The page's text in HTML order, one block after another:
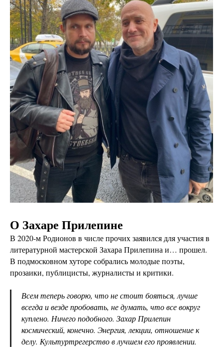
О Захаре Прилепине
В 2020-м Родионов в числе прочих заявился для участия в
литературной мастерской Захара Прилепина и… прошел.
В подмосковном хуторе собрались молодые поэты,
прозаики, публицисты, журналисты и критики.
Всем теперь говорю, что не стоит бояться, лучше
всегда и везде пробовать, не думать, что все вокруг
куплено. Ничего подобного. Захар Прилепин
космический, конечно. Энергия, лекции, отношение к
делу. Культуртрегерство в лучшем его проявлении.